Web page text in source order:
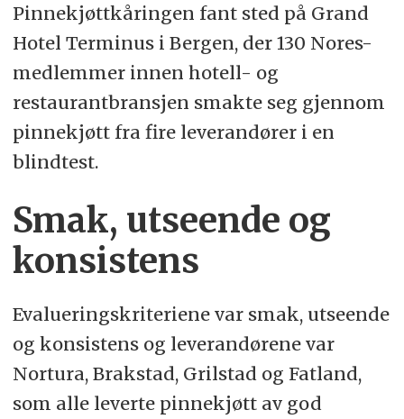
Pinnekjøttkåringen fant sted på Grand
Hotel Terminus i Bergen, der 130 Nores-
medlemmer innen hotell- og
restaurantbransjen smakte seg gjennom
pinnekjøtt fra fire leverandører i en
blindtest.
Smak, utseende og
konsistens
Evalueringskriteriene var smak, utseende
og konsistens og leverandørene var
Nortura, Brakstad, Grilstad og Fatland,
som alle leverte pinnekjøtt av god